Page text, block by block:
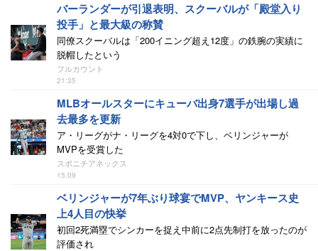
バーランダーが引退表明、スクーバルが「殿堂入り
投手」と最大級の称賛
同僚スクーバルは「200イニング超え12度」の鉄腕の実績に
脱帽したという
フルカウント
21:35
MLBオールスターにキューバ出身7選手が出場し過
去最多を更新
ア・リーグがナ・リーグを4対0で下し、ベリンジャーが
MVPを受賞した
スポニチアネックス
15:09
ベリンジャーが7年ぶり球宴でMVP、ヤンキース史
上4人目の快挙
初回2死満塁でシンカーを捉え中前に2点先制打を放ったのが
評価され